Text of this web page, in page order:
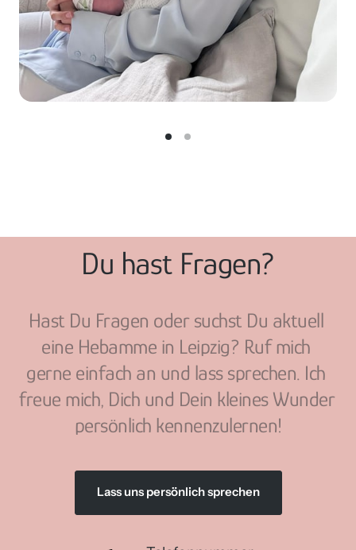
Du hast Fragen?
Hast Du Fragen oder suchst Du aktuell
eine Hebamme in Leipzig? Ruf mich
gerne einfach an und lass sprechen. Ich
freue mich, Dich und Dein kleines Wunder
persönlich kennenzulernen!
Lass uns persönlich sprechen